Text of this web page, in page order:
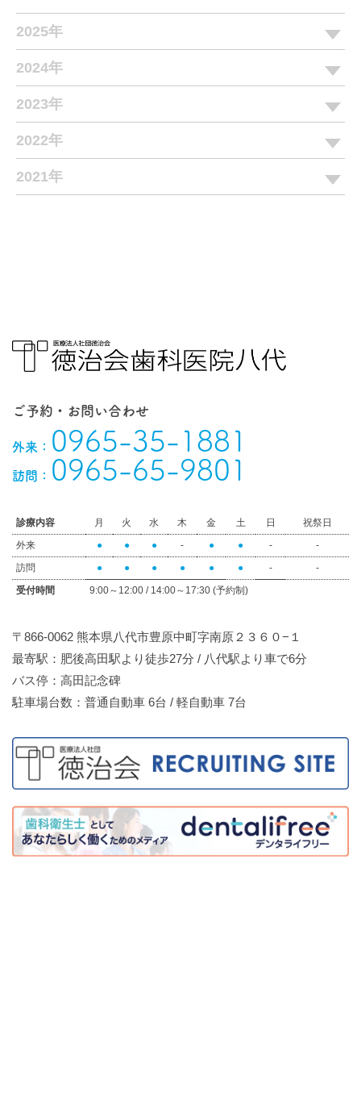
2025年
2024年
2023年
2022年
2021年
ご予約・お問い合わせ
外来： 0965-35-1881
訪問： 0965-65-9801
診療内容 月 火 水 木 金 土 日
祝祭日
外来
● ● ● - ● ● -
-
訪問
● ● ● ● ● ● -
-
受付時間
9:00～12:00 / 14:00～17:30 (予約制)
〒866-0062 熊本県八代市豊原中町字南原２３６０−１
最寄駅：肥後高田駅より徒歩27分 / 八代駅より車で6分
バス停：高田記念碑
駐車場台数：普通自動車 6台 / 軽自動車 7台